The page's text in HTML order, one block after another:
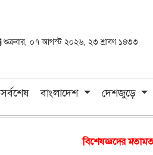
শুক্রবার, ০৭ আগস্ট ২০২৬, ২৩ শ্রাবণ ১৪৩৩
সর্বশেষ বাংলাদেশ দেশজুড়ে
বিশেষজ্ঞদের মতামত